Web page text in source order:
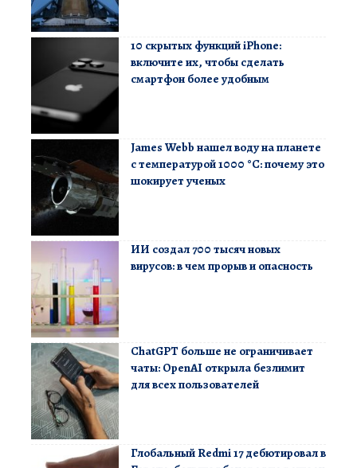
10 скрытых функций iPhone:
включите их, чтобы сделать
смартфон более удобным
James Webb нашел воду на планете
с температурой 1000 °C: почему это
шокирует ученых
ИИ создал 700 тысяч новых
вирусов: в чем прорыв и опасность
ChatGPT больше не ограничивает
чаты: OpenAI открыла безлимит
для всех пользователей
Глобальный Redmi 17 дебютировал в